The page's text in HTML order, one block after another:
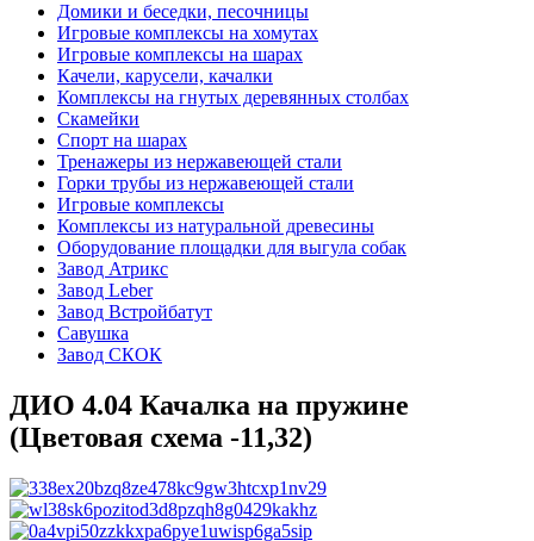
Домики и беседки, песочницы
Игровые комплексы на хомутах
Игровые комплексы на шарах
Качели, карусели, качалки
Комплексы на гнутых деревянных столбах
Скамейки
Спорт на шарах
Тренажеры из нержавеющей стали
Горки трубы из нержавеющей стали
Игровые комплексы
Комплексы из натуральной древесины
Оборудование площадки для выгула собак
Завод Атрикс
Завод Leber
Завод Встройбатут
Савушка
Завод СКОК
ДИО 4.04 Качалка на пружине
(Цветовая схема -11,32)